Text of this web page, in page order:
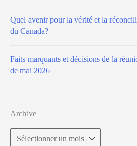
Quel avenir pour la vérité et la
du Canada?
Faits marquants et décisions de la
de mai 2026
Archive
Archive